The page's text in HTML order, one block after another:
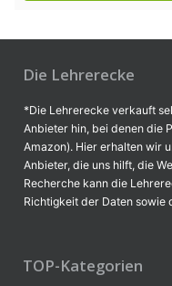
Die Lehrerecke
*Die Lehrerecke verkauft
Anbieter hin, bei denen die
Amazon). Hier erhalten wir
Anbieter, die uns hilft, die
Recherche kann die
Richtigkeit der Daten sowie
TOP-Kategorien